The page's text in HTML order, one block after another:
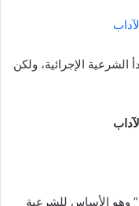
الشرعية الإجرائية، ولكن
وهو الأساس للشرعية